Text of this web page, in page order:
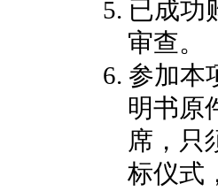
5. 已成功
审查。
6. 参加本
明书原
席，只
标仪式